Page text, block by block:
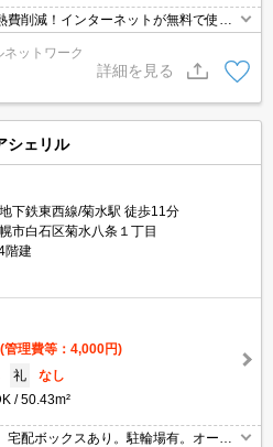
削減！インターネットが無料で使い
圏内で買い物便利です！
ットワーク
詳細を見る
シェリル
下鉄東西線/菊水駅 徒歩11分
市白石区菊水八条１丁目
階建
(管理費等：4,000円)
礼
なし
50.43m²
配ボックスあり。駐輪場有。オート